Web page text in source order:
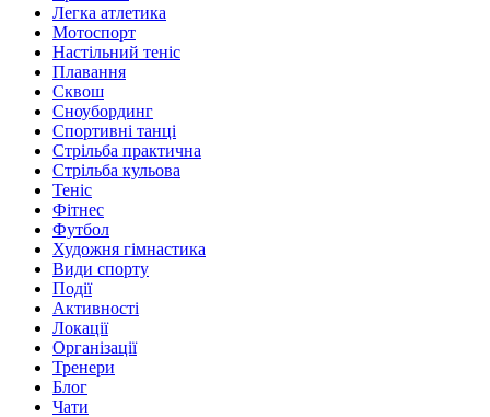
Легка атлетика
Мотоспорт
Настільний теніс
Плавання
Сквош
Сноубординг
Спортивні танці
Стрільба практична
Стрільба кульова
Теніс
Фітнес
Футбол
Художня гімнастика
Види спорту
Події
Активності
Локації
Організації
Тренери
Блог
Чати